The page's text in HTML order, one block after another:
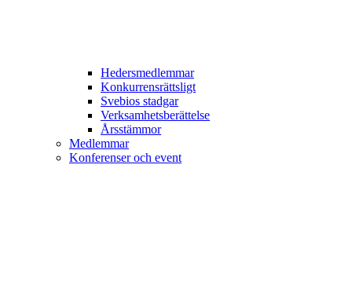
Hedersmedlemmar
Konkurrensrättsligt
Svebios stadgar
Verksamhetsberättelse
Årsstämmor
Medlemmar
Konferenser och event